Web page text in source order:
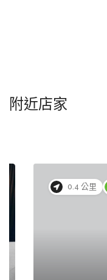
附近店家
0.4 公里